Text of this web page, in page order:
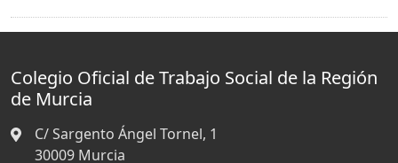
Colegio Oficial de Trabajo Social de la Región
de Murcia
C/ Sargento Ángel Tornel, 1
30009 Murcia